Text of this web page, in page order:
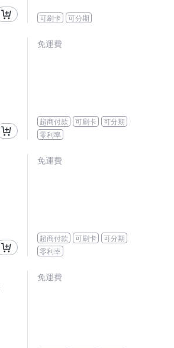
可刷卡 可分期
免運費
超商付款 可刷卡
可分期
零利率
免運費
超商付款 可刷卡
可分期
零利率
免運費